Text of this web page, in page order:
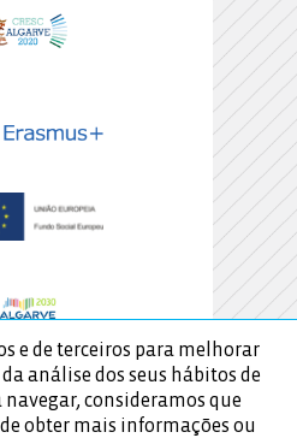
e de terceiros para melhorar
análise dos seus hábitos de
consideramos que
obter mais informações ou